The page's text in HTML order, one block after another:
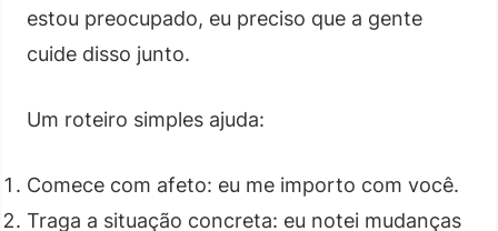
estou preocupado, eu preciso que a gente
cuide disso junto.
Um roteiro simples ajuda:
Comece com afeto: eu me importo com você.
Traga a situação concreta: eu notei mudanças